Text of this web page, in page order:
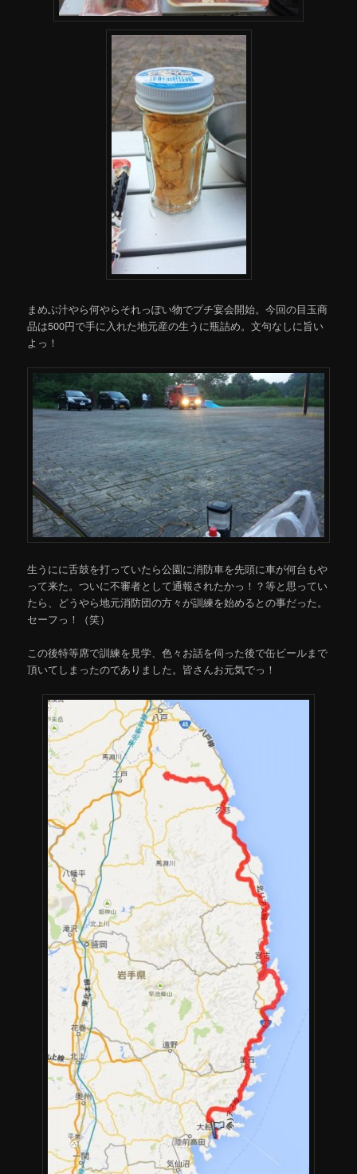
まめぶ汁やら何やらそれっぽい物でプチ宴会開始。今回の目玉商
品は500円で手に入れた地元産の生うに瓶詰め。文句なしに旨い
よっ！
生うにに舌鼓を打っていたら公園に消防車を先頭に車が何台もや
って来た。ついに不審者として通報されたかっ！？等と思ってい
たら、どうやら地元消防団の方々が訓練を始めるとの事だった。
セーフっ！（笑）
この後特等席で訓練を見学、色々お話を伺った後で缶ビールまで
頂いてしまったのでありました。皆さんお元気でっ！